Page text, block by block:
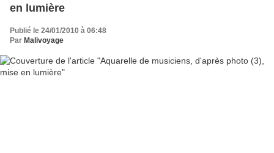
en lumière
Publié le 24/01/2010 à 06:48
Par Malivoyage